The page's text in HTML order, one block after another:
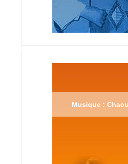
Musique :